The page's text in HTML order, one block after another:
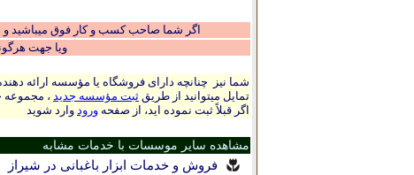
اگر شما صاحب کسب و کار فوق میباشید و
ویا جهت
شما نیز چنانچه دارای فروشگاه یا مؤسسه ارائه
تمایل میتوانید از طریق ثبت مؤسسه جدید ، مجموعه
اگر قبلاً ثبت نموده اید، از صفحه ورود وارد شوید
مشاهده سایر موسسات با خدمات مشابه
فروش و خدمات ابزار باغبانی در شيراز